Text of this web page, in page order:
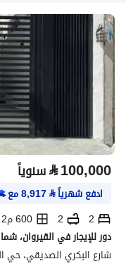
⃁100,000 سنوياً
ادفع شهرياً⃁
8,917مع
2
2
600 م2
دور للإيجار في القيروان،
شارع البكري الصديقي، حي